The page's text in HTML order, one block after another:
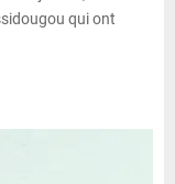
qui ont